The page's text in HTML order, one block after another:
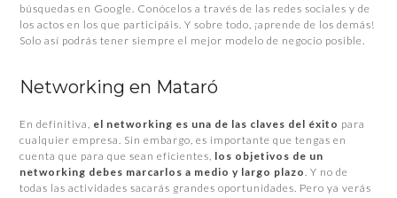
búsquedas en Google. Conócelos a través de las redes sociales y de
los actos en los que participáis. Y sobre todo, ¡aprende de los demás!
Solo así podrás tener siempre el mejor modelo de negocio posible.
Networking en Mataró
En definitiva, el networking es una de las claves del éxito para
cualquier empresa. Sin embargo, es importante que tengas en
cuenta que para que sean eficientes, los objetivos de un
networking debes marcarlos a medio y largo plazo. Y no de
todas las actividades sacarás grandes oportunidades. Pero ya verás